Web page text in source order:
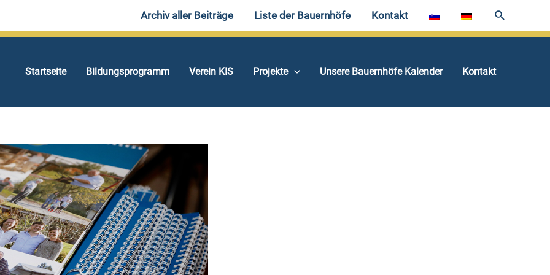
Archiv aller Beiträge Liste der Bauernhöfe Kontakt
Startseite Bildungsprogramm Verein KIS Projekte Unsere Bauernhöfe Kalender Kontakt